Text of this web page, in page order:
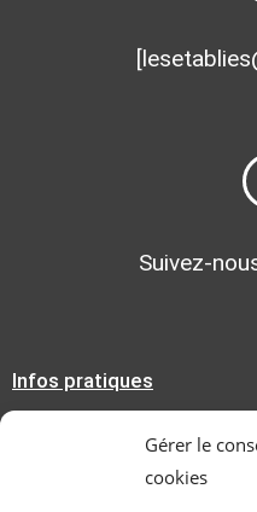
Gérer le
cookies
Suivez-
Infos pratiques
Mentions légales
Politique de confidentialité